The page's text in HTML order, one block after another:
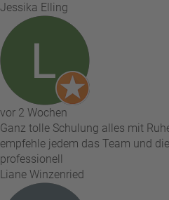
Jessika Elling
vor 2 Wochen
Ganz tolle Schulung alles mit
empfehle jedem das Team und
professionell
Liane Winzenried